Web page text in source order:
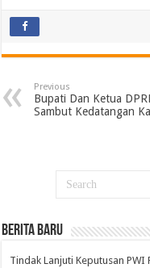
Previous
Bupati Dan Ketua
Sambut Kedatangan
BERITA BARU
Tindak Lanjuti Keputusan PWI